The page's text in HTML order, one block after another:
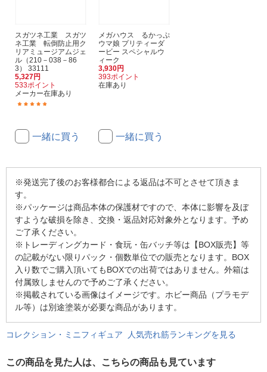
スガツネ工業 スガツ
ネ工業 転倒防止用ク
リアミュージアムジェ
ル（210－038－86
3） 33111
5,327円
533ポイント
メーカー在庫あり
一緒に買う
メガハウス るかっぷ
ウマ娘 プリティーダ
ービー スペシャルウ
ィーク
3,930円
393ポイント
在庫あり
一緒に買う
※発送完了後のお客様都合による返品は不可とさせて頂きま
す。
※パッケージは商品本体の保護材ですので、本体に影響を及ぼ
すような破損を除き、交換・返品対応対象外となります。予め
ご了承ください。
※トレーディングカード・食玩・缶バッチ等は【BOX販売】等
の記載がない限りパック・個数単位での販売となります。BOX
入り数でご購入頂いてもBOXでの出荷ではありません。外箱は
付属致しませんので予めご了承ください。
※掲載されている画像はイメージです。ホビー商品（プラモデ
ル等）は別途塗装が必要な商品があります。
コレクション・ミニフィギュア 人気売れ筋ランキングを見る
この商品を見た人は、こちらの商品も見ています